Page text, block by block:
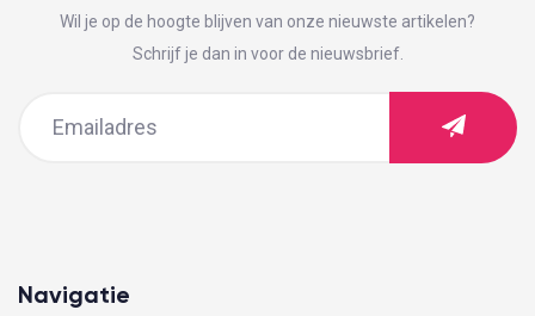
Wil je op de hoogte blijven van onze nieuwste artikelen?
Schrijf je dan in voor de nieuwsbrief.
Navigatie